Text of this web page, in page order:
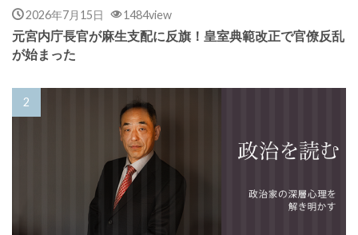
2026年7月15日 1484view
元宮内庁長官が麻生支配に反旗！皇室典範改正で官僚反乱
が始まった